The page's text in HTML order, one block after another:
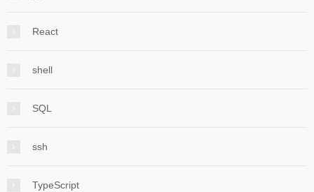
React
shell
SQL
ssh
TypeScript